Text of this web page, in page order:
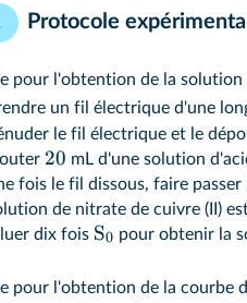
Protocole expérimental
pour l'obtention de la solution
un fil électrique d'une
le fil électrique et le
20 mL d'une solution
fois le fil dissous, faire
de nitrate de cuivre (II)
dix fois S0 pour obtenir la
pour l'obtention de la courbe